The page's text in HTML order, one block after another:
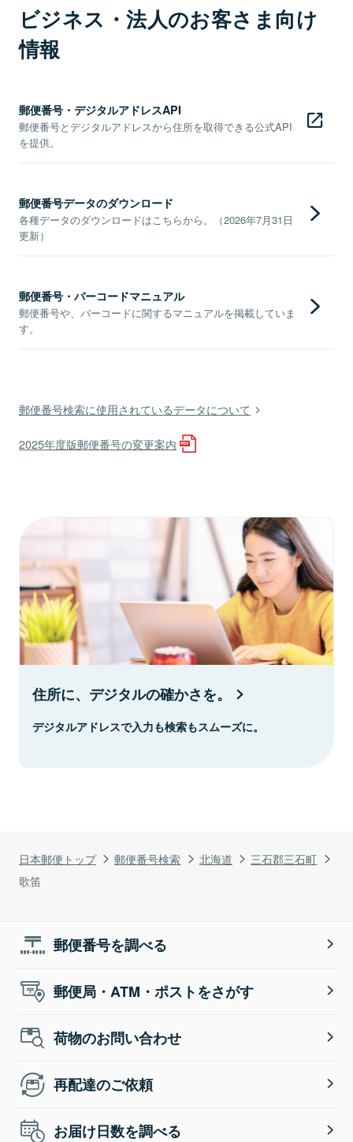
日本郵便トップ 郵便番号検索 北海道
三石郡三石町
歌笛
ビジネス・法人のお客さま向け
情報
郵便番号・デジタルアドレスAPI
郵便番号とデジタルアドレスから住所を取得できる公式API
を提供。
郵便番号データのダウンロード
各種データのダウンロードはこちらから。（2026年7月31日
更新）
郵便番号・バーコードマニュアル
郵便番号や、バーコードに関するマニュアルを掲載していま
す。
郵便番号検索に使用されているデータについて
2025年度版郵便番号の変更案内
住所に、デジタルの確かさを。
デジタルアドレスで入力も検索もスムーズに。
郵便番号を調べる
郵便局・ATM・ポストをさがす
荷物のお問い合わせ
再配達のご依頼
お届け日数を調べる